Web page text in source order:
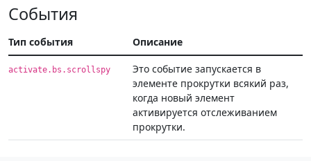
События
Тип события Описание
activate.bs.scrollspy
Это событие запускается в
элементе прокрутки всякий раз,
когда новый элемент
активируется отслеживанием
прокрутки.